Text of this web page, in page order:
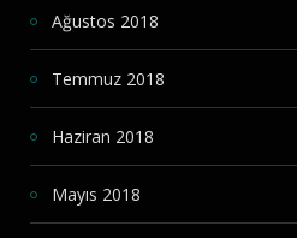
Ağustos 2018
Temmuz 2018
Haziran 2018
Mayıs 2018